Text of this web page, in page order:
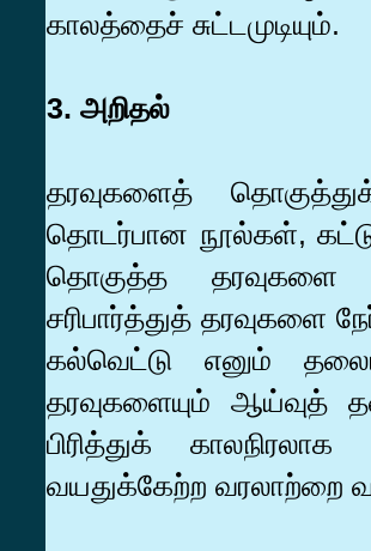
காலத்தைச் சுட்டமுடியும்.
3. அறிதல்
தரவுகளைத்
தொடர்பான நூல்கள்,
தொகுத்த தரவுகளை
சரிபார்த்துத் தரவுகளை
கல்வெட்டு எனும்
தரவுகளையும் ஆய்வுத்
பிரித்துக்
வயதுக்கேற்ற வரலாற்றை